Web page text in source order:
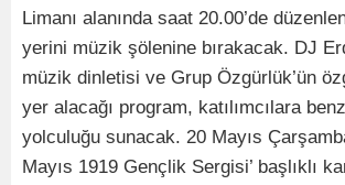
Limanı alanında saat 20.00’de
yerini müzik şölenine bırakacak. DJ
müzik dinletisi ve Grup Özgürlük’ün
yer alacağı program, katılımcılara
yolculuğu sunacak. 20 Mayıs
Mayıs 1919 Gençlik Sergisi’ başlıklı